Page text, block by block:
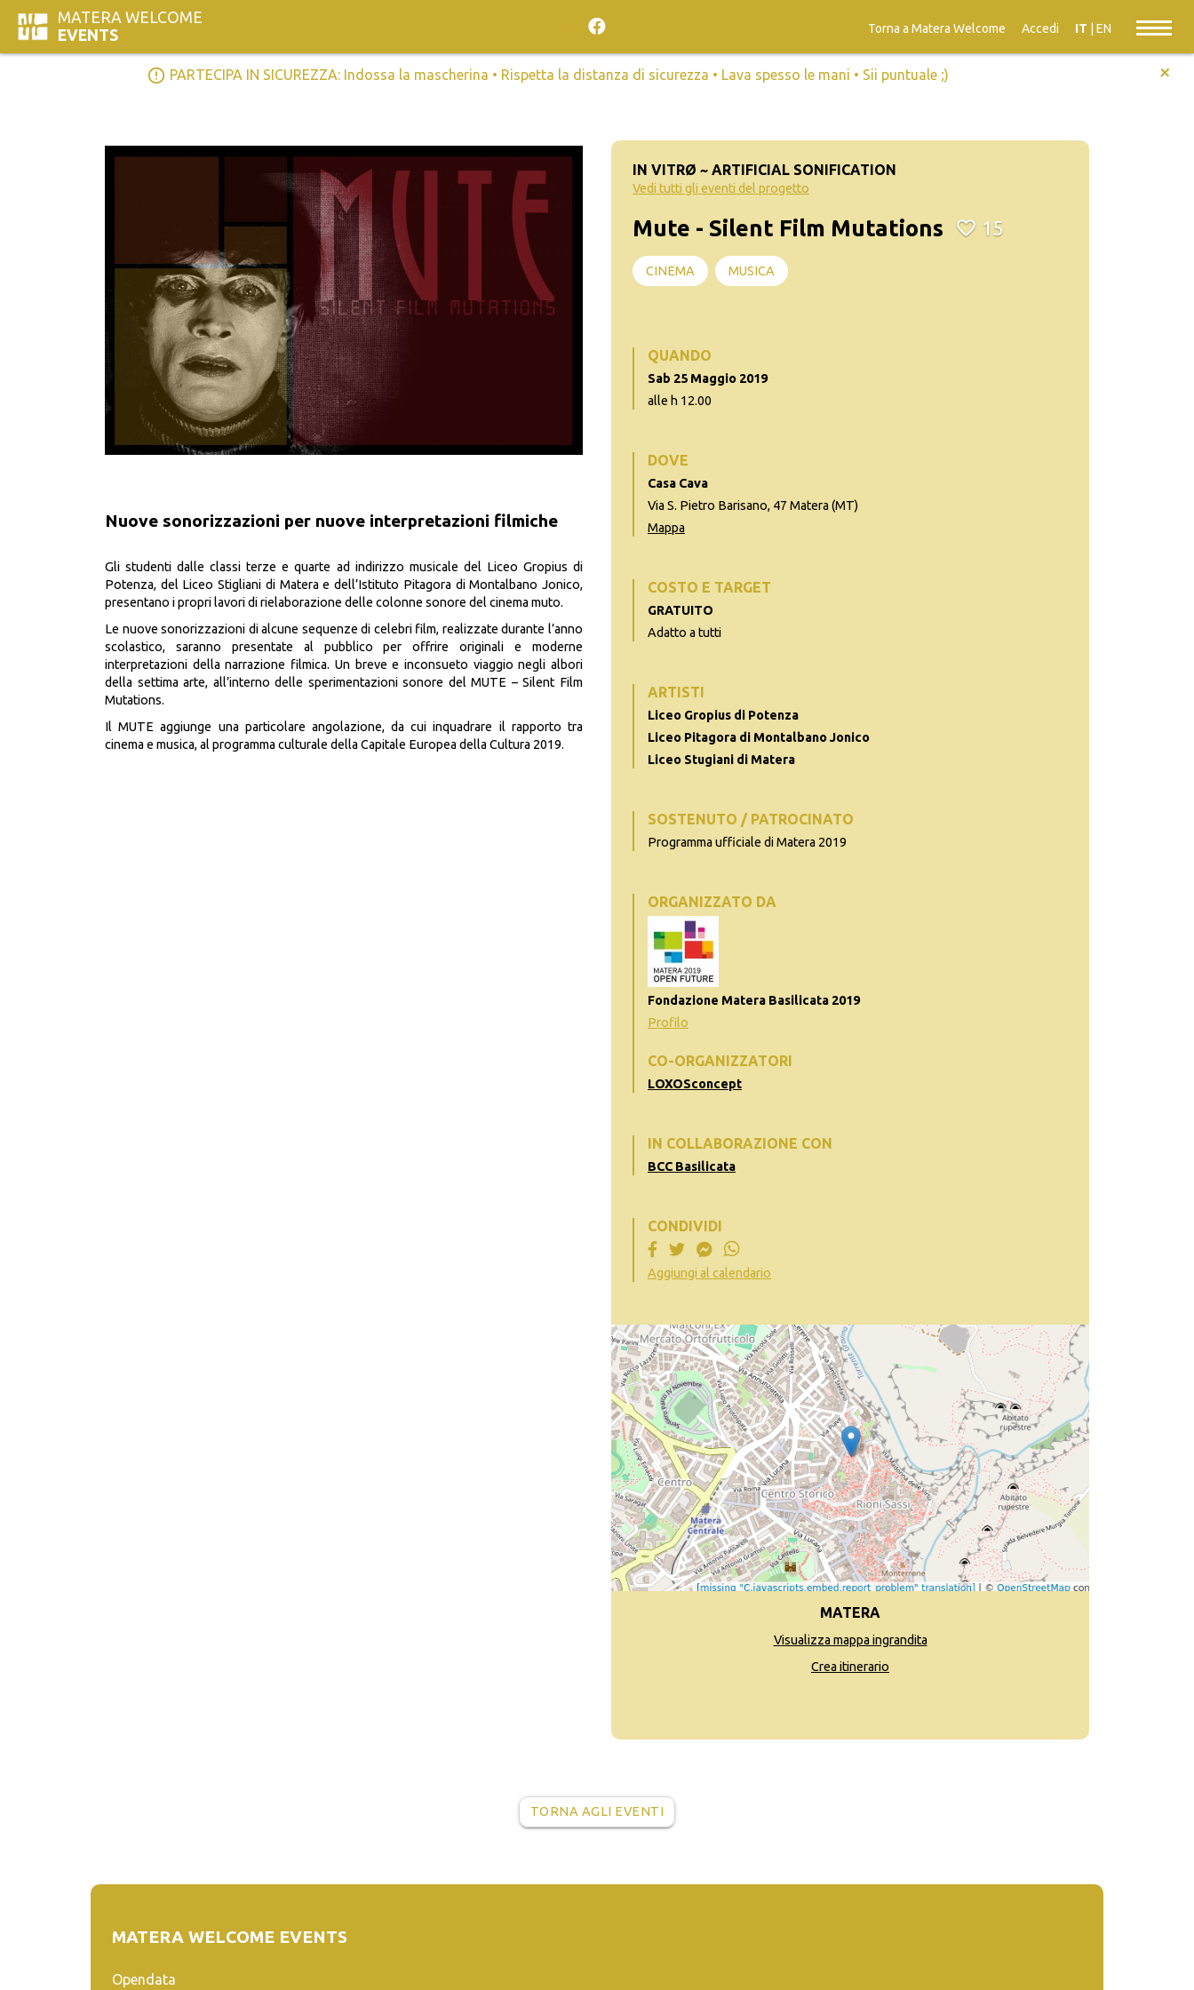
MATERA WELCOME
EVENTS
Torna a Matera Welcome Accedi IT EN
error_outline PARTECIPA IN SICUREZZA: Indossa la mascherina • Rispetta la distanza di sicurezza • Lava spesso le mani • Sii puntuale ;) +
Nuove sonorizzazioni per nuove interpretazioni filmiche
Gli studenti dalle classi terze e quarte ad indirizzo musicale del Liceo Gropius di
Potenza, del Liceo Stigliani di Matera e dell’Istituto Pitagora di Montalbano Jonico,
presentano i propri lavori di rielaborazione delle colonne sonore del cinema muto.
Le nuove sonorizzazioni di alcune sequenze di celebri film, realizzate durante l’anno
scolastico, saranno presentate al pubblico per offrire originali e moderne
interpretazioni della narrazione filmica. Un breve e inconsueto viaggio negli albori
della settima arte, all’interno delle sperimentazioni sonore del MUTE – Silent Film
Mutations.
Il MUTE aggiunge una particolare angolazione, da cui inquadrare il rapporto tra
cinema e musica, al programma culturale della Capitale Europea della Cultura 2019.
IN VITRØ ~ ARTIFICIAL SONIFICATION
Vedi tutti gli eventi del progetto
Mute - Silent Film Mutations 15
CINEMA MUSICA
QUANDO
Sab 25 Maggio 2019
alle h 12.00
DOVE
Casa Cava
Via S. Pietro Barisano, 47 Matera (MT)
Mappa
COSTO E TARGET
GRATUITO
Adatto a tutti
ARTISTI
Liceo Gropius di Potenza
Liceo Pitagora di Montalbano Jonico
Liceo Stugiani di Matera
SOSTENUTO / PATROCINATO
Programma ufficiale di Matera 2019
ORGANIZZATO DA
Fondazione Matera Basilicata 2019
Profilo
CO-ORGANIZZATORI
LOXOSconcept
IN COLLABORAZIONE CON
BCC Basilicata
CONDIVIDI
Aggiungi al calendario
MATERA
Visualizza mappa ingrandita
Crea itinerario
TORNA AGLI EVENTI
MATERA WELCOME EVENTS
Opendata